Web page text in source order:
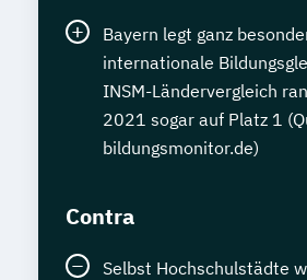
Bayern legt ganz
internationale
INSM-Ländervergleich
2021 sogar auf Platz 1
bildungsmonitor.de)
Contra
Selbst Hochschulstädte